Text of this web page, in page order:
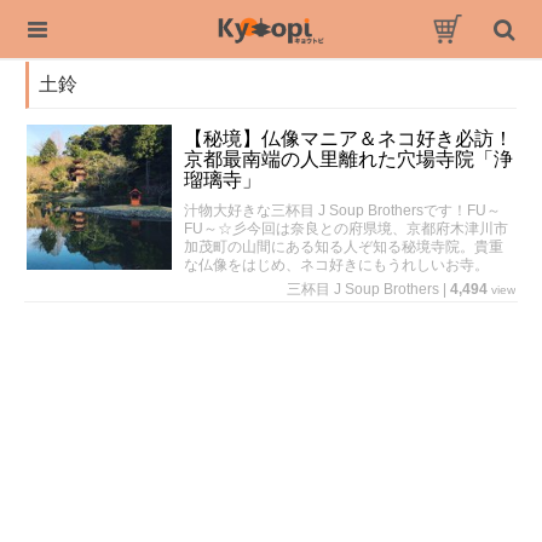
土鈴
【秘境】仏像マニア＆ネコ好き必訪！
京都最南端の人里離れた穴場寺院「浄
瑠璃寺」
汁物大好きな三杯目 J Soup Brothersです！FU～
FU～☆彡今回は奈良との府県境、京都府木津川市
加茂町の山間にある知る人ぞ知る秘境寺院。貴重
な仏像をはじめ、ネコ好きにもうれしいお寺。
三杯目 J Soup Brothers
4,494 view